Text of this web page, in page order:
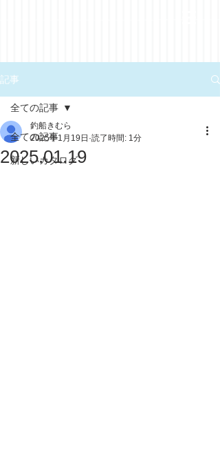
記事
全ての記事
新しいカタログ
全ての記事
2025.01.19
釣船きむら
2025年1月19日 読了時間: 1分